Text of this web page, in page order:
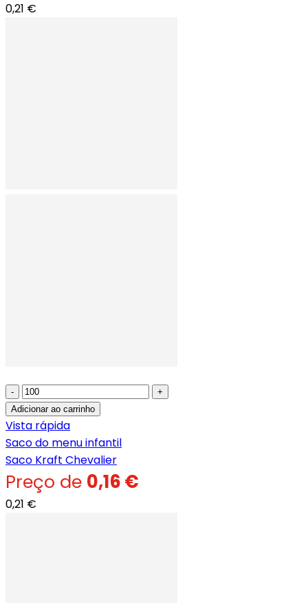
0,21 €
-
+
Adicionar ao carrinho
Vista rápida
Saco do menu infantil
Saco Kraft Chevalier
Preço de 0,16 €
0,21 €